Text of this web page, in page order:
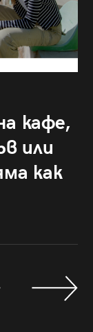
кафе,
или
как